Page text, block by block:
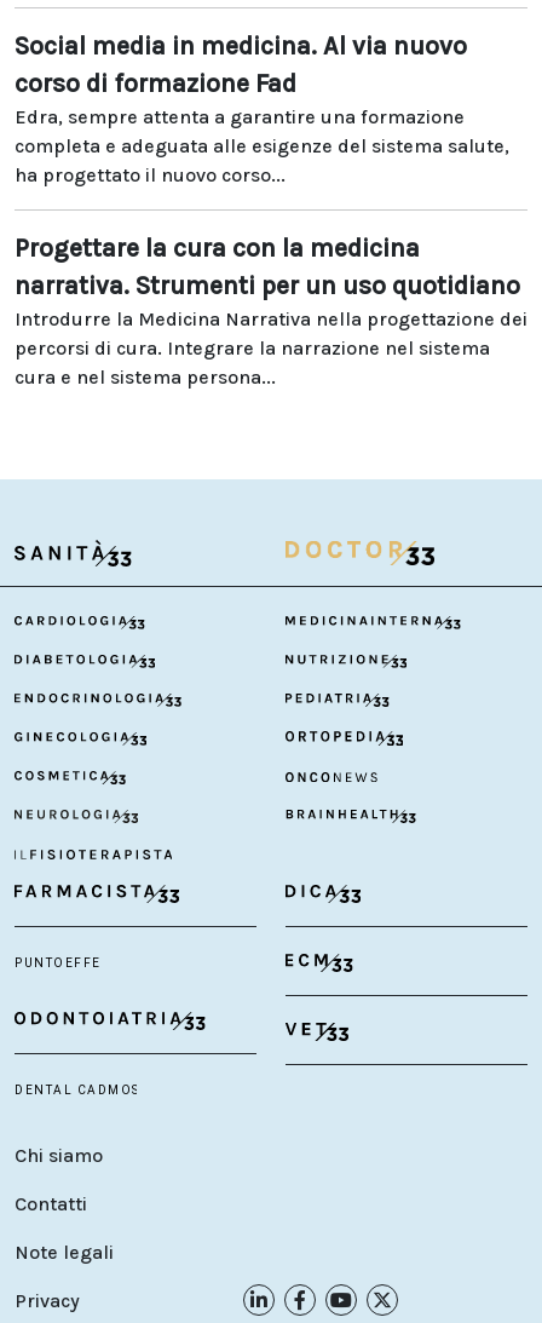
Social media in medicina. Al via nuovo
corso di formazione Fad
Edra, sempre attenta a garantire una formazione
completa e adeguata alle esigenze del sistema salute,
ha progettato il nuovo corso...
Progettare la cura con la medicina
narrativa. Strumenti per un uso quotidiano
Introdurre la Medicina Narrativa nella progettazione dei
percorsi di cura. Integrare la narrazione nel sistema
cura e nel sistema persona...
Chi siamo
Contatti
Note legali
Privacy